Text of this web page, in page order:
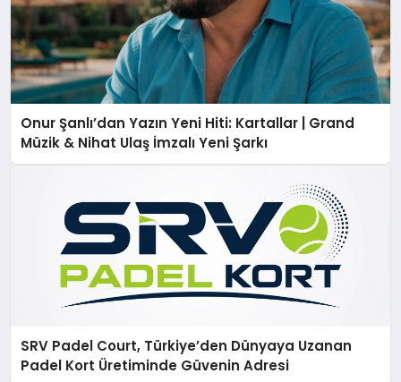
Onur Şanlı’dan Yazın Yeni Hiti: Kartallar | Grand
Müzik & Nihat Ulaş İmzalı Yeni Şarkı
SRV Padel Court, Türkiye’den Dünyaya Uzanan
Padel Kort Üretiminde Güvenin Adresi